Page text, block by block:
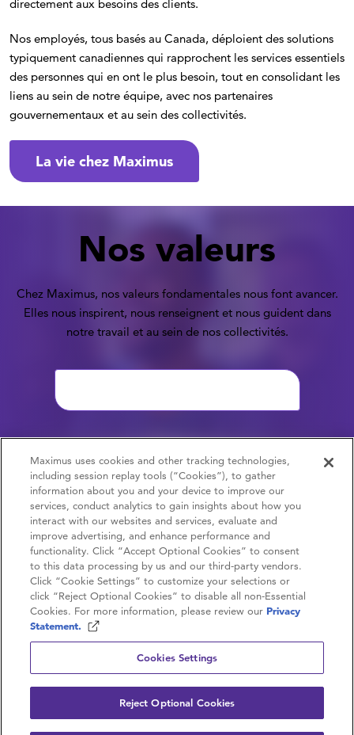
directement aux besoins des clients.
Nos employés, tous basés au Canada, déploient des solutions
typiquement canadiennes qui rapprochent les services essentiels
des personnes qui en ont le plus besoin, tout en consolidant les
liens au sein de notre équipe, avec nos partenaires
gouvernementaux et au sein des collectivités.
La vie chez Maximus
Nos valeurs
Chez Maximus, nos valeurs fondamentales nous font avancer.
Elles nous inspirent, nous renseignent et nous guident dans
notre travail et au sein de nos collectivités.
Contactez-nous
Carrières
© 2026 Maximus. Tous droits réservés.
Politique de confidentialité
Conditions d’utilisation
Maximus uses cookies and other tracking technologies,
including session replay tools (“Cookies”), to gather
information about you and your device to improve our
services, conduct analytics to gain insights about how you
interact with our websites and services, evaluate and
improve advertising, and enhance performance and
functionality. Click “Accept Optional Cookies” to consent
to this data processing by us and our third-party vendors.
Click “Cookie Settings” to customize your selections or
click “Reject Optional Cookies” to disable all non-Essential
Cookies. For more information, please review our Privacy
Statement.
Cookies Settings
Reject Optional Cookies